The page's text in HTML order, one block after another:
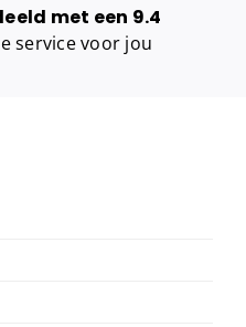
met een 9.4
service voor jou